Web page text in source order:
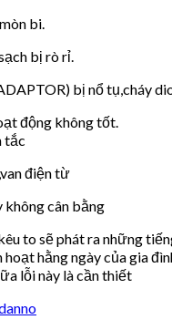
bi.
bị rò rỉ.
bị nổ tụ,cháy
động không tốt.
tắc
điện từ
cân bằng
to sẽ phát ra những
hằng ngày của gia
lỗi này là cần thiết